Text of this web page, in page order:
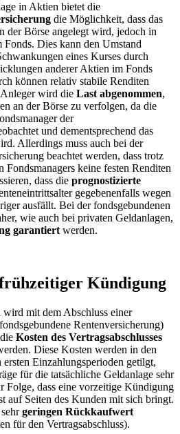
in Aktien bietet die
die Möglichkeit, dass das
der Börse angelegt wird, jedoch in
Dies kann den Umstand
eines Kurses durch
anderer Aktien im Fonds
können relativ stabile Renditen
wird die Last abgenommen,
an der Börse zu verfolgen, da die
der
und dementsprechend das
Allerdings muss auch bei der
beachtet werden, dass trotz
Fondsmanagers keine festen Renditen
dass die prognostizierte
gegebenenfalls wegen
ausfällt. Bei der fondsgebundenen
wie auch bei privaten Geldanlagen,
garantiert werden.
Kündigung
mit dem Abschluss einer
Rentenversicherung)
Kosten des Vertragsabschlusses
Diese Kosten werden in den
Einzahlungsperioden getilgt,
für die tatsächliche Geldanlage sehr
Folge, dass eine vorzeitige Kündigung
auf Seiten des Kunden mit sich bringt.
geringen Rückkaufwert
für den Vertragsabschluss).